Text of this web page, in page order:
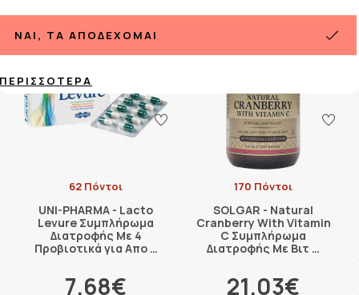
62 Πόντοι
UNI-PHARMA - Lacto
Levure Συμπλήρωμα
Διατροφής Με 4
Προβιοτικά για Απο …
7.68€
170 Πόντοι
SOLGAR - Natural
Cranberry With Vitamin
C Συμπλήρωμα
Διατροφής Με Βιτ …
21.03€
ΝΑΙ, ΤΑ ΑΠΟΔΈΧΟΜΑΙ
ΠΕΡΙΣΣΌΤΕΡΑ